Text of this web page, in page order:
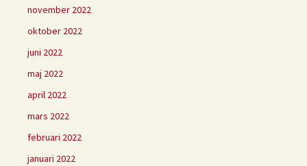
november 2022
oktober 2022
juni 2022
maj 2022
april 2022
mars 2022
februari 2022
januari 2022